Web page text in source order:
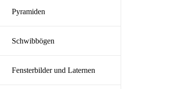
Pyramiden
Schwibbögen
Fensterbilder und Laternen